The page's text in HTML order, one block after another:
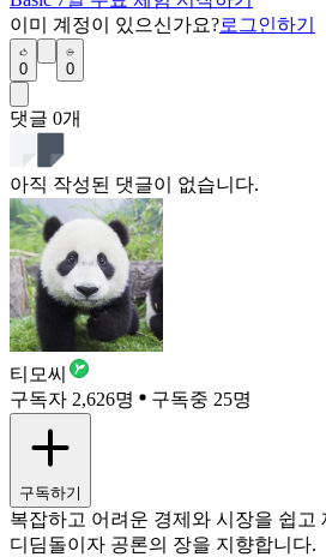
이미 계정이 있으신가요?로그인하기
0 0
댓글 0개
아직 작성된 댓글이 없습니다.
티모씨
구독자 2,626명
구독중 25명
구독하기
복잡하고 어려운 경제와 시장을 쉽고
디딤돌이자 공론의 장을 지향합니다.